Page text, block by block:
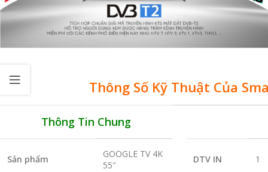
Thông Số Kỹ Thuật Của
Thông Tin Chung
Sản phẩm
GOOGLE TV 4K
55″
DTV IN 1